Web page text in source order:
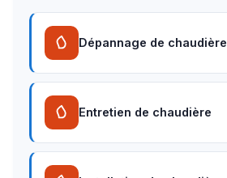
Dépannage de
Entretien de chaudière